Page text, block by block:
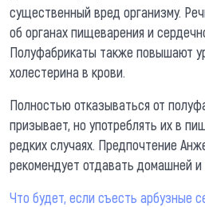
существенный вред организму.
об органах пищеварения и
Полуфабрикаты также повышают
холестерина в крови.
Полностью отказываться от
призывает, но употреблять их в
редких случаях. Предпочтение
рекомендует отдавать домашней
Что будет, если съесть арбузные